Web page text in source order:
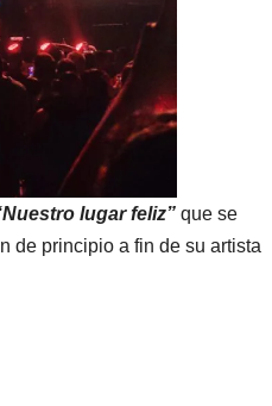
lugar feliz” que se
de principio a fin de su artista